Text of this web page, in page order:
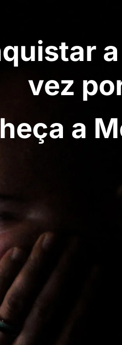
vez
a